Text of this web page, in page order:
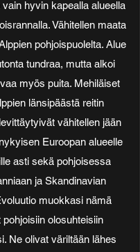
hyvin kapealla alueella
Vähitellen maata
pohjoispuolelta. Alue
tundraa, mutta alkoi
myös puita. Mehiläiset
länsipäästä reitin
vähitellen jään
Euroopan alueelle
asti sekä pohjoisessa
ja Skandinavian
muokkasi nämä
pohjoisiin olosuhteisiin
Ne olivat väriltään lähes